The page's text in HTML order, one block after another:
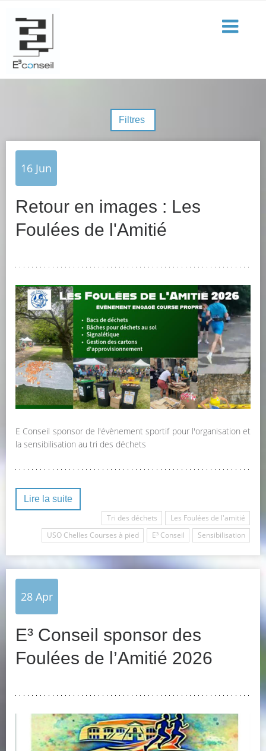
16 Jun
Retour en images : Les
Foulées de l'Amitié
E Conseil sponsor de l'évènement sportif pour l'organisation et
la sensibilisation au tri des déchets
Lire la suite
Tri des déchets
Les Foulées de l'amitié
USO Chelles Courses à pied
E³ Conseil Sensibilisation
28 Apr
E³ Conseil sponsor des
Foulées de l’Amitié 2026
Filtres